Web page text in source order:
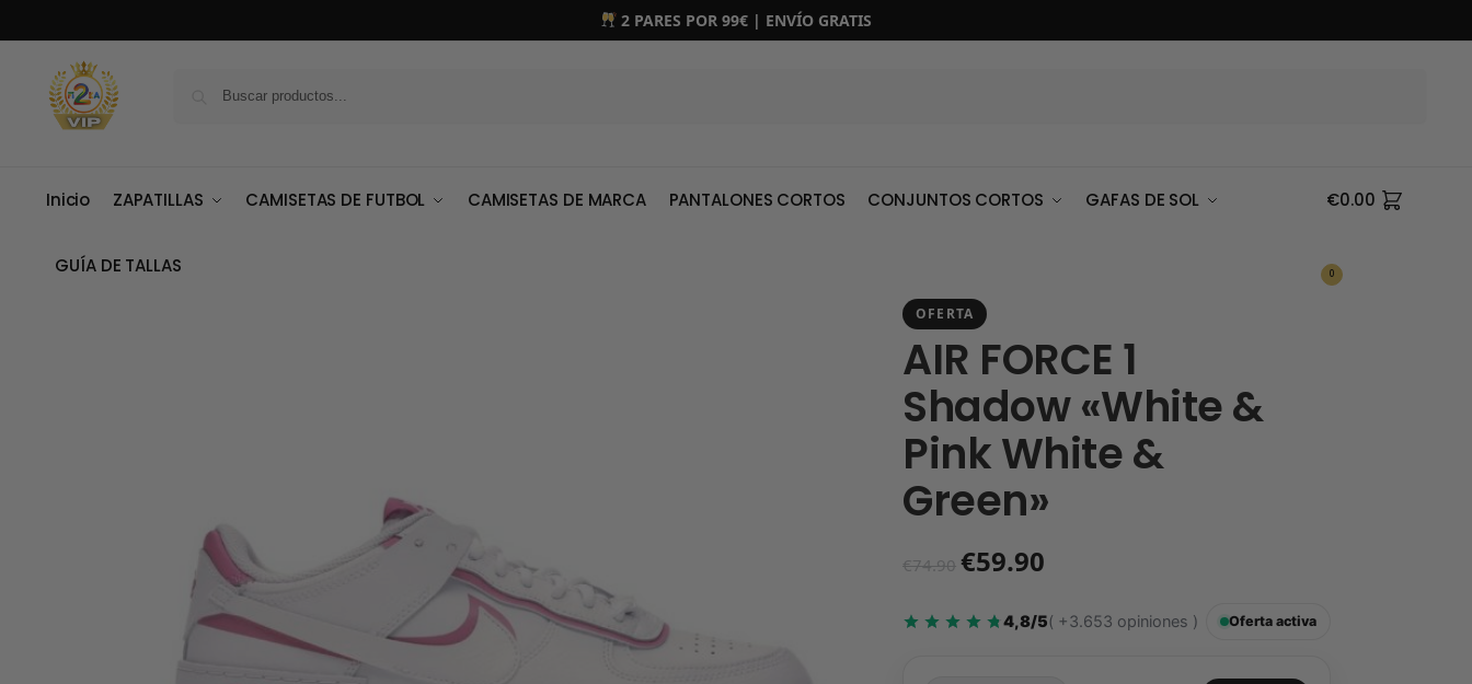
2 PARES POR 99€ | ENVÍO GRATIS
Inicio ZAPATILLAS CAMISETAS DE FUTBOL CAMISETAS DE MARCA PANTALONES CORTOS CONJUNTOS CORTOS GAFAS DE SOL
GUÍA DE TALLAS
€0.00
0
OFERTA
AIR FORCE 1
Shadow «White &
Pink White &
Green»
€74.90 €59.90
4,8/5( +3.653 opiniones ) Oferta activa